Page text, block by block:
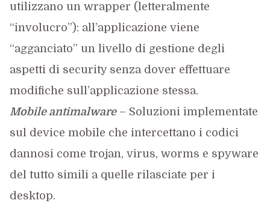
utilizzano un wrapper (letteralmente
“involucro”): all’applicazione viene
“agganciato” un livello di gestione degli
aspetti di security senza dover effettuare
modifiche sull’applicazione stessa.
Mobile antimalware– Soluzioni implementate
sul device mobile che intercettano i codici
dannosi come trojan, virus, worms e spyware
del tutto simili a quelle rilasciate per i
desktop.